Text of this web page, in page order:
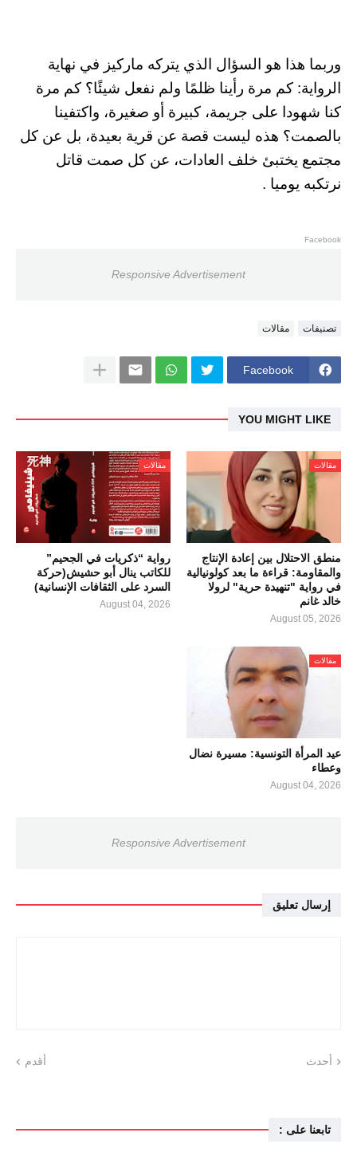
وربما هذا هو السؤال الذي يتركه ماركيز في نهاية
الرواية: كم مرة رأينا ظلمًا ولم نفعل شيئًا؟ كم مرة
كنا شهودا على جريمة، كبيرة أو صغيرة، واكتفينا
بالصمت؟ هذه ليست قصة عن قرية بعيدة، بل عن كل
مجتمع يختبئ خلف العادات، عن كل صمت قاتل
نرتكبه يوميا .
Facebook
Responsive Advertisement
تصنيفات مقالات
Facebook
YOU MIGHT LIKE
مقالات
منطق الاحتلال بين إعادة الإنتاج
والمقاومة: قراءة ما بعد كولونيالية
في رواية "تنهيدة حرية" لرولا
خالد غانم
August 05, 2026
مقالات
رواية “ذكريات في الجحيم”
للكاتب ينال أبو حشيش(حركة
السرد على الثقافات الإنسانية)
August 04, 2026
مقالات
عيد المرأة التونسية: مسيرة نضال
وعطاء
August 04, 2026
Responsive Advertisement
إرسال تعليق
أحدث أقدم
تابعنا على :